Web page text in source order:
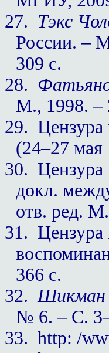
27. Тэкс
России. –
309 с.
28.
М., 1998. –
29.
(24–27 мая
30. Цензура
докл.
отв. ред.
31. Цензура
366 с.
32. Шикман
№ 6. – С.
33. http: /